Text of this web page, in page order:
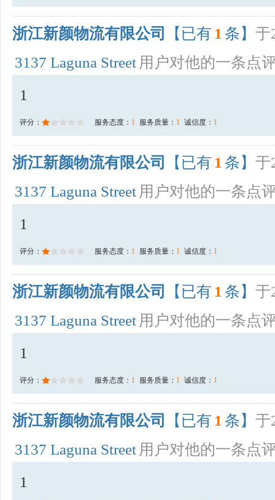
浙江新颜物流有限公司 【已有 1 条】 于
3137 Laguna Street 用户对他的一条点
1
评分： 服务态度： 1 服务质量： 1 诚信度： 1
浙江新颜物流有限公司 【已有 1 条】 于
3137 Laguna Street 用户对他的一条点
1
评分： 服务态度： 1 服务质量： 1 诚信度： 1
浙江新颜物流有限公司 【已有 1 条】 于
3137 Laguna Street 用户对他的一条点
1
评分： 服务态度： 1 服务质量： 1 诚信度： 1
浙江新颜物流有限公司 【已有 1 条】 于
3137 Laguna Street 用户对他的一条点
1